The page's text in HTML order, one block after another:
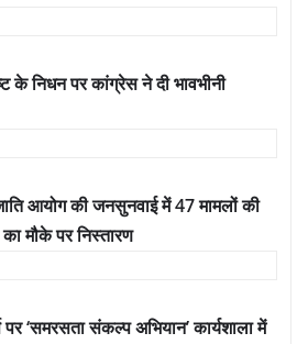
के निधन पर कांग्रेस ने दी भावभीनी
आयोग की जनसुनवाई में 47 मामलों की
मौके पर निस्तारण
‘समरसता संकल्प अभियान’ कार्यशाला में